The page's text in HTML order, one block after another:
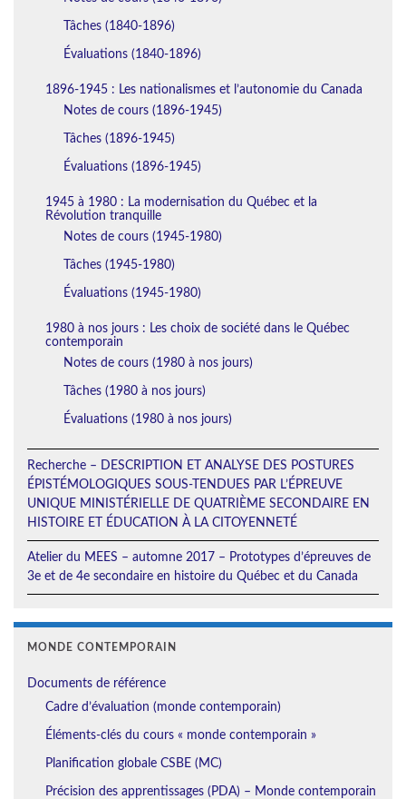
Tâches (1840-1896)
Évaluations (1840-1896)
1896-1945 : Les nationalismes et l’autonomie du Canada
Notes de cours (1896-1945)
Tâches (1896-1945)
Évaluations (1896-1945)
1945 à 1980 : La modernisation du Québec et la
Révolution tranquille
Notes de cours (1945-1980)
Tâches (1945-1980)
Évaluations (1945-1980)
1980 à nos jours : Les choix de société dans le Québec
contemporain
Notes de cours (1980 à nos jours)
Tâches (1980 à nos jours)
Évaluations (1980 à nos jours)
Recherche – DESCRIPTION ET ANALYSE DES POSTURES
ÉPISTÉMOLOGIQUES SOUS-TENDUES PAR L’ÉPREUVE
UNIQUE MINISTÉRIELLE DE QUATRIÈME SECONDAIRE EN
HISTOIRE ET ÉDUCATION À LA CITOYENNETÉ
Atelier du MEES – automne 2017 – Prototypes d’épreuves de
3e et de 4e secondaire en histoire du Québec et du Canada
MONDE CONTEMPORAIN
Documents de référence
Cadre d’évaluation (monde contemporain)
Éléments-clés du cours « monde contemporain »
Planification globale CSBE (MC)
Précision des apprentissages (PDA) – Monde contemporain